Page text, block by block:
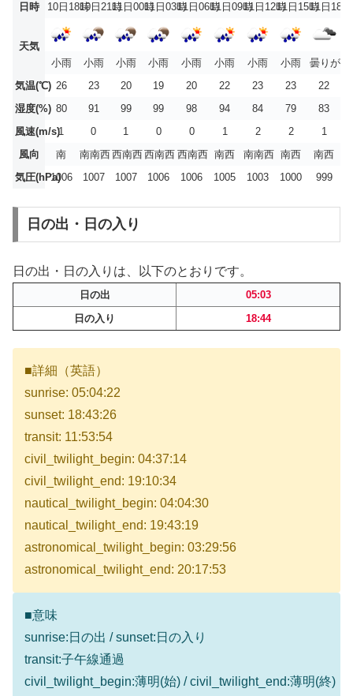
日時 10日18時10日21時11日00時11日03時11日06時11日09時11日12時11日15時11日18時
天気
小雨
小雨 小雨 小雨 小雨 小雨 小雨 小雨
曇りがち
気温(℃) 26 23 20 19 20 22 23 23
22
湿度(%) 80 91 99 99 98 94 84 79
83
風速(m/s)1 0 1 0 0 1 2 2
1
風向
南 南南西西南西西南西 西南西 南西 南南西 南西
南西
気圧(hPa)1006 1007 1007 1006 1006 1005 1003 1000 999
日の出・日の入り
日の出・日の入りは、以下のとおりです。
日の出
05:03
日の入り
18:44
■詳細（英語）
sunrise: 05:04:22
sunset: 18:43:26
transit: 11:53:54
civil_twilight_begin: 04:37:14
civil_twilight_end: 19:10:34
nautical_twilight_begin: 04:04:30
nautical_twilight_end: 19:43:19
astronomical_twilight_begin: 03:29:56
astronomical_twilight_end: 20:17:53
■意味
sunrise:日の出 / sunset:日の入り
transit:子午線通過
civil_twilight_begin:薄明(始) / civil_twilight_end:薄明(終)